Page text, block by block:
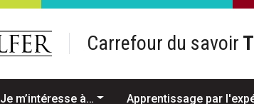
Carrefour du savoir
Je m’intéresse à… Apprentissage par